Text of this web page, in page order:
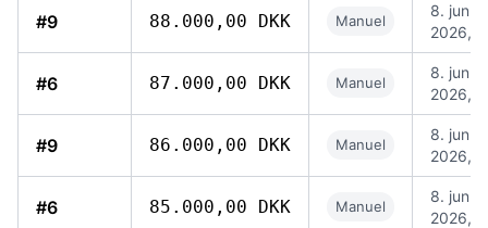
#9 88.000,00 DKK Manuel
8. jun.
2026,
#6 87.000,00 DKK Manuel
8. jun.
2026,
#9 86.000,00 DKK Manuel
8. jun.
2026,
#6 85.000,00 DKK Manuel
8. jun.
2026,